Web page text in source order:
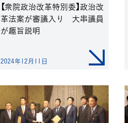
【衆院政治改革特別委】政治改
革法案が審議入り 大串議員
が趣旨説明
2024年12月11日